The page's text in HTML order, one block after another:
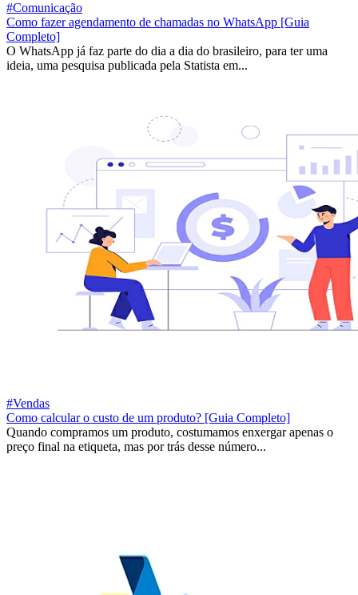
#Comunicação
Como fazer agendamento de chamadas no WhatsApp [Guia
Completo]
O WhatsApp já faz parte do dia a dia do brasileiro, para ter uma
ideia, uma pesquisa publicada pela Statista em...
#Vendas
Como calcular o custo de um produto? [Guia Completo]
Quando compramos um produto, costumamos enxergar apenas o
preço final na etiqueta, mas por trás desse número...